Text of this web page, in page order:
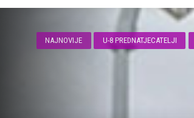
NAJNOVIJE U-8 PREDNATJECATELJI